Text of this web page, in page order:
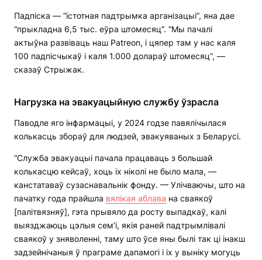
Падпіска — “істотная падтрымка арганізацыі”, яна дае
“прыкладна 6,5 тыс. еўра штомесяц”. “Мы пачалі
актыўна развіваць наш Patreon, і цяпер там у нас каля
100 падпісчыкаў і каля 1.000 долараў штомесяц”, —
сказаў Стрыжак.
Нагрузка на эвакуацыйную службу ўзрасла
Паводле яго інфармацыі, у 2024 годзе павялічылася
колькасць збораў для людзей, эвакуяваных з Беларусі.
“Служба эвакуацыі пачала працаваць з большай
колькасцю кейсаў, хоць іх ніколі не было мала, —
канстатаваў сузаснавальнік фонду. — Улічваючы, што на
пачатку года прайшла вялікая аблава на сваякоў
[палітвязняў], гэта прывяло да росту выпадкаў, калі
выязджаюць цэлыя сем’і, якія раней падтрымлівалі
сваякоў у зняволенні, таму што ўсе яны былі так ці інакш
задзейнічаныя ў праграме дапамогі і іх у выніку могуць